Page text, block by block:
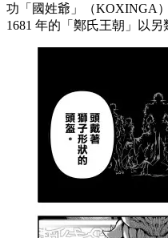
功「國姓爺」（KOXINGA
1681 年的「鄭氏王朝」以另